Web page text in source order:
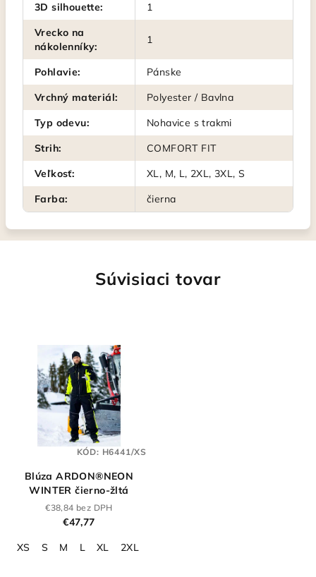
3D silhouette:
1
Vrecko na
nákolenníky:
1
Pohlavie:
Pánske
Vrchný materiál:
Polyester / Bavlna
Typ odevu:
Nohavice s trakmi
Strih:
COMFORT FIT
Veľkosť:
XL, M, L, 2XL, 3XL, S
Farba: čierna
Súvisiaci tovar
Blúza ARDON®NEON
WINTER čierno-žltá
€38,84 bez DPH
€47,77
XS
S M L XL 2XL
KÓD: H6441/XS